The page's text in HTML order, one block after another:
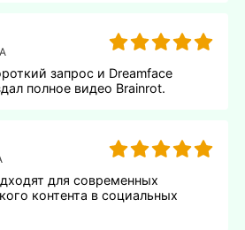
запрос и Dreamface
полное видео Brainrot.
для современных
контента в социальных